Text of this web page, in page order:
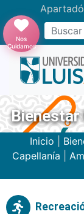
Apartadó
Buscar
Nos
Cuidamos
Bienestar
Inicio
Capellanía